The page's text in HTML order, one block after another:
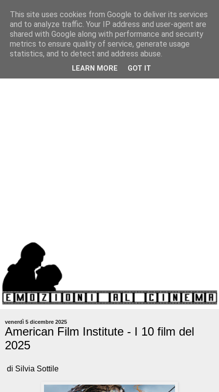
venerdì 5 dicembre 2025
American Film Institute - I 10 film del
2025
di Silvia Sottile
This site uses cookies from Google to deliver its services
and to analyze traffic. Your IP address and user-agent are
shared with Google along with performance and security
metrics to ensure quality of service, generate usage
statistics, and to detect and address abuse.
LEARN MORE GOT IT